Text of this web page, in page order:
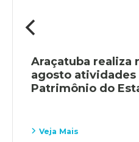
Araçatuba realiza
agosto atividades
Patrimônio do
Veja Mais